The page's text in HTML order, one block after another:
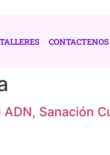
TALLERES CONTACTENOS
Sanación